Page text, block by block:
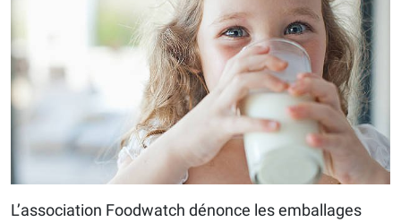
L’association Foodwatch dénonce les emballages